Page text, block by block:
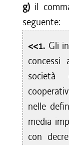
g) il
seguente:
<<1. Gli
concessi
società
nelle
media
con